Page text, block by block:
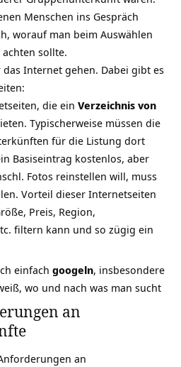
Menschen ins Gespräch
worauf man beim Auswählen
sollte.
Internet gehen. Dabei gibt es
die ein Verzeichnis von
Typischerweise müssen die
für die Listung dort
Basiseintrag kostenlos, aber
Fotos reinstellen will, muss
Vorteil dieser Internetseiten
Preis, Region,
filtern kann und so zügig ein
einfach googeln, insbesondere
wo und nach was man sucht
an
an